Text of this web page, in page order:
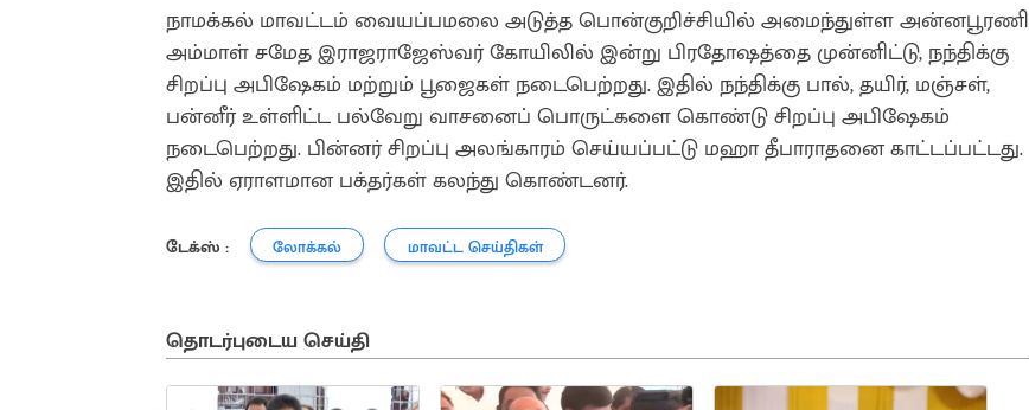
நாமக்கல் மாவட்டம் வையப்பமலை அடுத்த பொன்குறிச்சியில் அமைந்துள்ள அன்னபூரணி
அம்மாள் சமேத இராஜராஜேஸ்வர் கோயிலில் இன்று பிரதோஷத்தை முன்னிட்டு, நந்திக்கு
சிறப்பு அபிஷேகம் மற்றும் பூஜைகள் நடைபெற்றது. இதில் நந்திக்கு பால், தயிர், மஞ்சள்,
பன்னீர் உள்ளிட்ட பல்வேறு வாசனைப் பொருட்களை கொண்டு சிறப்பு அபிஷேகம்
நடைபெற்றது. பின்னர் சிறப்பு அலங்காரம் செய்யப்பட்டு மஹா தீபாராதனை காட்டப்பட்டது.
இதில் ஏராளமான பக்தர்கள் கலந்து கொண்டனர்.
டேக்ஸ் : லோக்கல் மாவட்ட செய்திகள்
தொடர்புடைய செய்தி